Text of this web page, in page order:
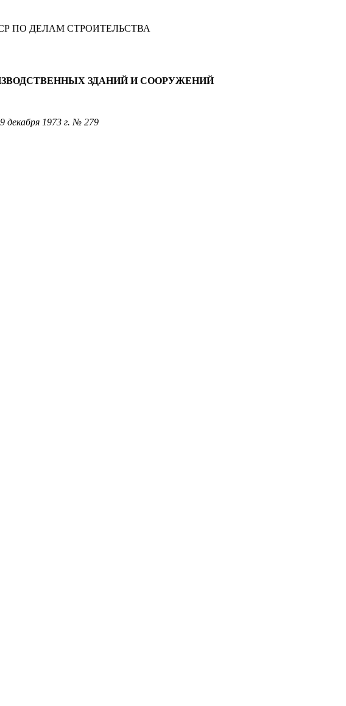
ПО ДЕЛАМ СТРОИТЕЛЬСТВА
ЗДАНИЙ И СООРУЖЕНИЙ
1973 г. № 279